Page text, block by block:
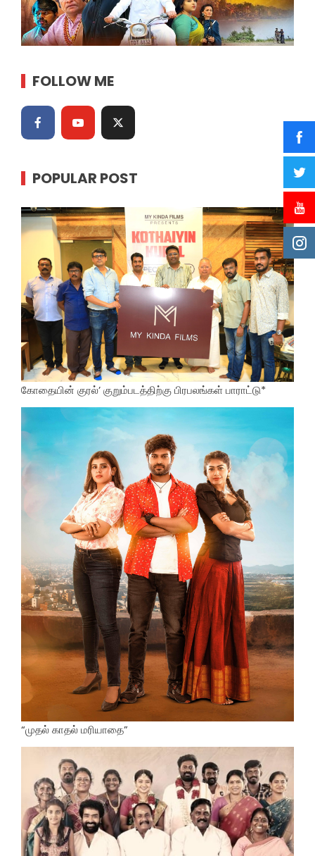
FOLLOW ME
POPULAR POST
கோதையின் குரல்’ குறும்படத்திற்கு பிரபலங்கள் பாராட்டு*
“முதல் காதல் மரியாதை”